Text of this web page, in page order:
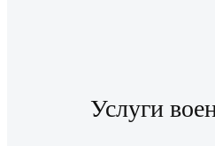
Услуги